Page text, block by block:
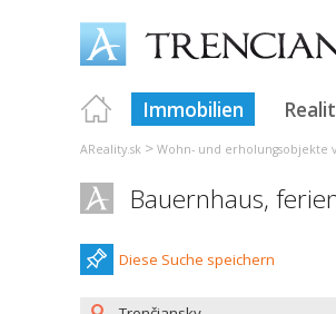
Immobilien
AReality.sk > Wohn- und erholungsobjekte
Bauernhaus,
Diese Suche speichern